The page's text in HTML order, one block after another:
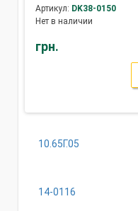
Артикул: DK38-0150
Нет в наличии
грн.
10.65Г.05
14-0116